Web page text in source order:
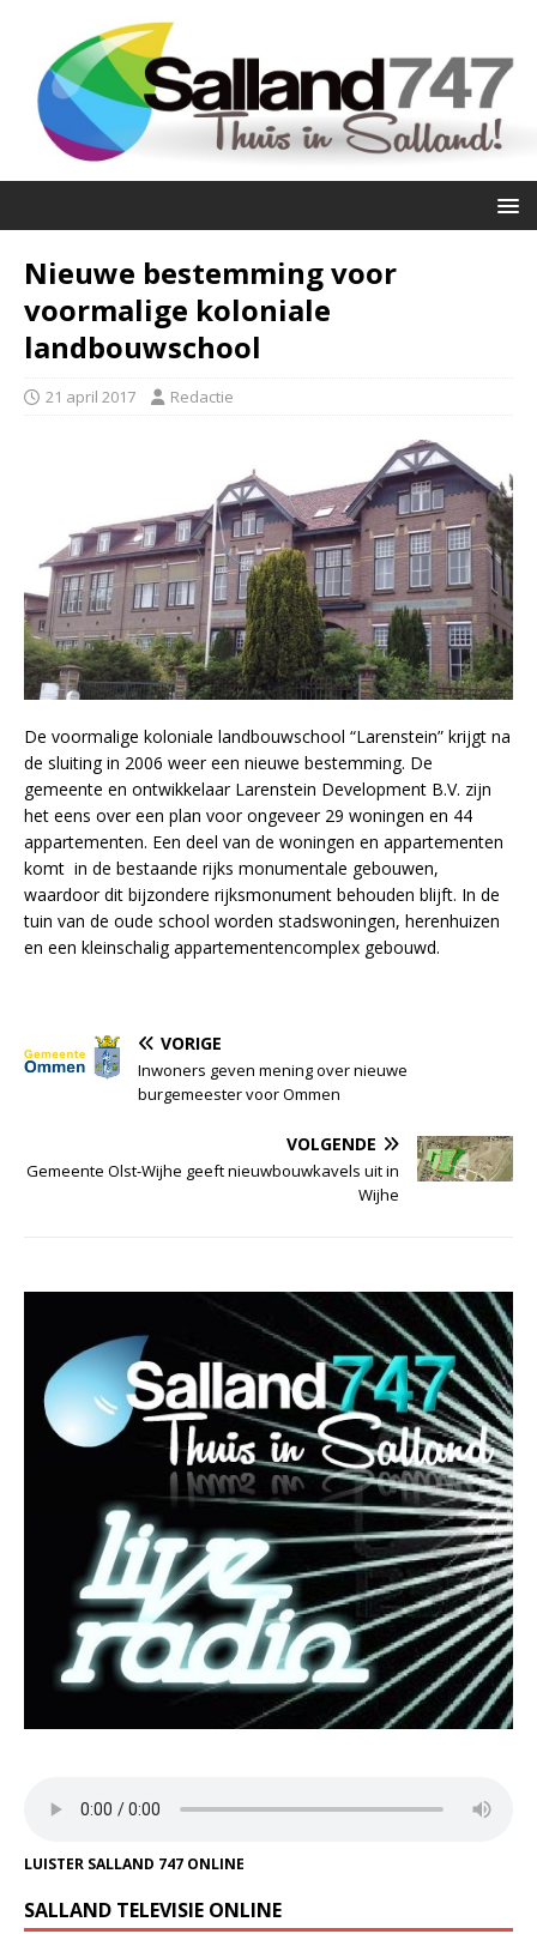
Nieuwe bestemming voor
voormalige koloniale
landbouwschool
21 april 2017 Redactie
De voormalige koloniale landbouwschool “Larenstein” krijgt na
de sluiting in 2006 weer een nieuwe bestemming. De
gemeente en ontwikkelaar Larenstein Development B.V. zijn
het eens over een plan voor ongeveer 29 woningen en 44
appartementen. Een deel van de woningen en appartementen
komt in de bestaande rijks monumentale gebouwen,
waardoor dit bijzondere rijksmonument behouden blijft. In de
tuin van de oude school worden stadswoningen, herenhuizen
en een kleinschalig appartementencomplex gebouwd.
VORIGE
Inwoners geven mening over nieuwe
burgemeester voor Ommen
VOLGENDE
Gemeente Olst-Wijhe geeft nieuwbouwkavels uit in
Wijhe
LUISTER SALLAND 747 ONLINE
SALLAND TELEVISIE ONLINE